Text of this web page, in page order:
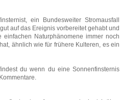
ein Bundesweiter Stromausfall
auf das Ereignis vorbereitet gehabt und
Naturphänomene immer noch
ähnlich wie für frühere Kulteren, es ein
du wenn du eine Sonnenfinsternis